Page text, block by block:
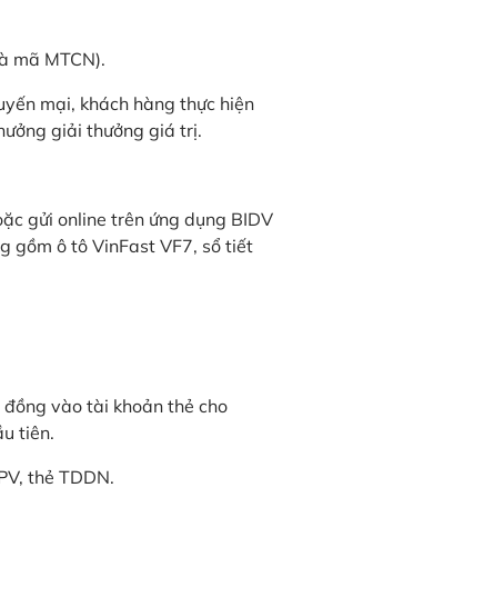
mã MTCN).
mại, khách hàng thực hiện
giải thưởng giá trị.
gửi online trên ứng dụng BIDV
gồm ô tô VinFast VF7, sổ tiết
vào tài khoản thẻ cho
tiên.
thẻ TDDN.